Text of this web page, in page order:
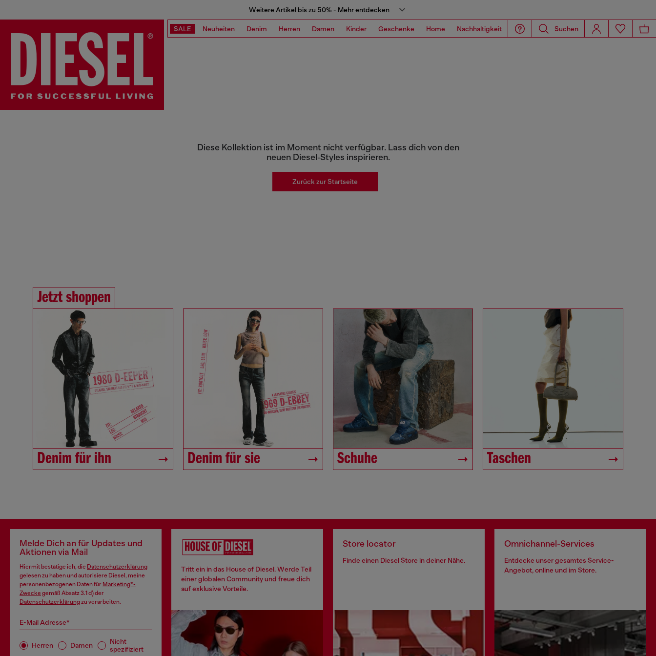
Weitere Artikel bis zu 50% - Mehr entdecken
SALE Neuheiten Denim Herren Damen Kinder Geschenke Home Nachhaltigkeit Suchen
DAMEN
Diese Kollektion ist im Moment nicht verfügbar. Lass dich von den
neuen Diesel‑Styles inspirieren.
Zurück zur Startseite
Jetzt shoppen
Denim für ihn Denim für sie Schuhe Taschen
Melde Dich an für Updates und
Aktionen via Mail
Hiermit bestätige ich, die Datenschutzerklärung
gelesen zu haben und autorisiere Diesel, meine
personenbezogenen Daten für Marketing*-
Zwecke gemäß Absatz 3.1 d) der
Datenschutzerklärungzu verarbeiten.
E-Mail Adresse*
Herren Damen
Nicht
spezifiziert
Tritt ein in das House of Diesel. Werde Teil
einer globalen Community und freue dich
auf exklusive Vorteile.
Store locator
Finde einen Diesel Store in deiner Nähe.
Omnichannel-Services
Entdecke unser gesamtes Service-
Angebot, online und im Store.